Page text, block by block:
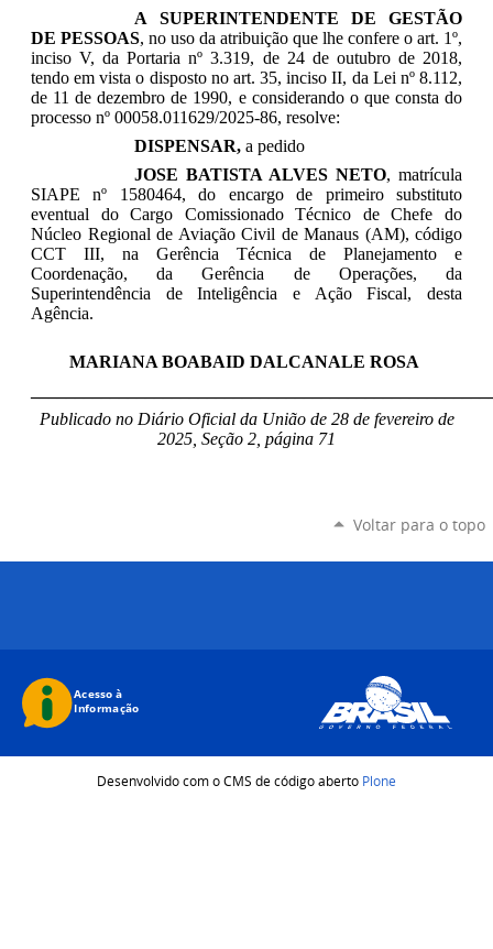
A SUPERINTENDENTE DE GESTÃO
DE PESSOAS, no uso da atribuição que lhe confere o art. 1º,
inciso V, da Portaria nº 3.319, de 24 de outubro de 2018,
tendo em vista o disposto no art. 35, inciso II, da Lei nº 8.112,
de 11 de dezembro de 1990, e considerando o que consta do
processo nº 00058.011629/2025-86, resolve:
DISPENSAR,a pedido
JOSE BATISTA ALVES NETO, matrícula
SIAPE nº 1580464, do encargo de primeiro substituto
eventual doCargo Comissionado Técnico de Chefe do
Núcleo Regional de Aviação Civil de Manaus (AM), código
CCT III, na
Gerência Técnica de Planejamento e
Coordenação, da Gerência de Operações, da
Superintendência de Inteligência e Ação Fiscal, desta
Agência.
MARIANA BOABAID DALCANALE ROSA
Publicado no Diário Oficial da União de 28 de fevereirode
2025, Seção 2, página 71
Voltar para o topo
Desenvolvido com o CMS de código aberto Plone